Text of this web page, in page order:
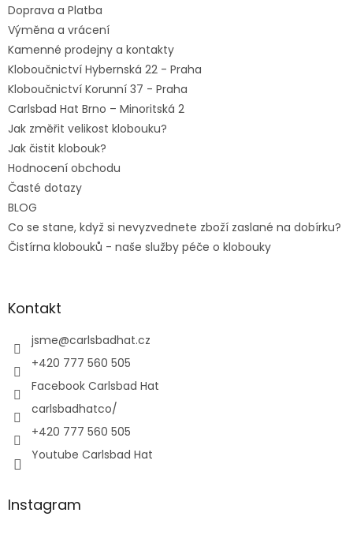
Doprava a Platba
Výměna a vrácení
Kamenné prodejny a kontakty
Kloboučnictví Hybernská 22 - Praha
Kloboučnictví Korunní 37 - Praha
Carlsbad Hat Brno – Minoritská 2
Jak změřit velikost klobouku?
Jak čistit klobouk?
Hodnocení obchodu
Časté dotazy
BLOG
Co se stane, když si nevyzvednete zboží zaslané na dobírku?
Čistírna klobouků - naše služby péče o klobouky
Kontakt
jsme@carlsbadhat.cz
+420 777 560 505
Facebook Carlsbad Hat
carlsbadhatco/
+420 777 560 505
Youtube Carlsbad Hat
Instagram